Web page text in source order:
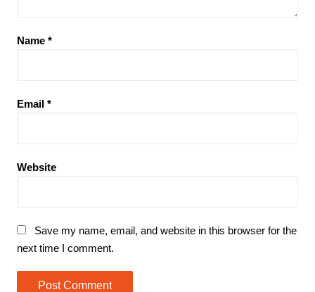
Name *
Email *
Website
Save my name, email, and website in this browser for the
next time I comment.